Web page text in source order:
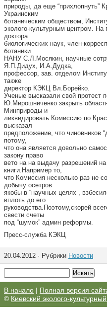
природы, да еще “прихлопнуть”
Украинским
ботаническим обществом,
эколого-культурным центром.
доктора
биологических наук, член-
ботаники
НАНУ С.Л.Мосякин, научные
Я.П.Дидух, И.А.Дудка,
профессор, зав. отделом
также
директор КЭКЦ Вл.Борейко.
Ученые высказали свой протест
Ю.Мирошниченко закрыть
Минприроды и
ликвидировать Комиссию по
высказал
предположение, что чиновников
потому,
что она является довольно
закону право
вето на на выдачу разрешений
книги.Например то,
что Комиссия несколько раз не
добычу осетров
якобы в “научных целях”,
вплоть до его
руководства.Поэтому,скорей
свести счеты
под “шумок” админ реформы.
Пресс-служба КЭКЦ
20.04.2012 · Рубрики Новости
В начало | Полная версия
© Киевский эколого-